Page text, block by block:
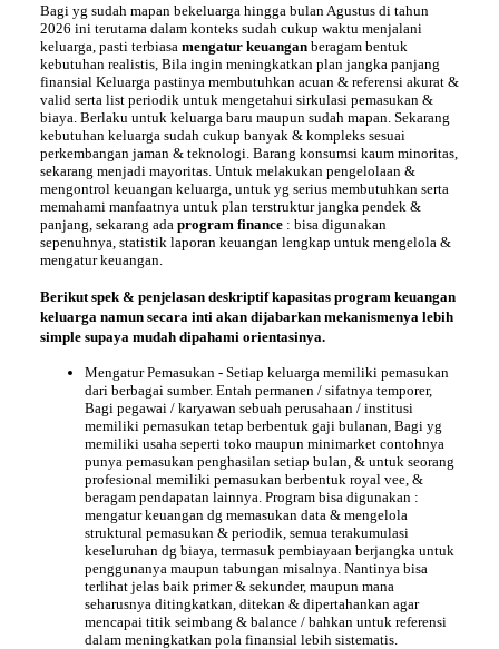
Bagi yg sudah mapan bekeluarga hingga bulan Agustus di tahun
2026 ini terutama dalam konteks sudah cukup waktu menjalani
keluarga, pasti terbiasa mengatur keuangan beragam bentuk
kebutuhan realistis, Bila ingin meningkatkan plan jangka panjang
finansial Keluarga pastinya membutuhkan acuan & referensi akurat &
valid serta list periodik untuk mengetahui sirkulasi pemasukan &
biaya. Berlaku untuk keluarga baru maupun sudah mapan. Sekarang
kebutuhan keluarga sudah cukup banyak & kompleks sesuai
perkembangan jaman & teknologi. Barang konsumsi kaum minoritas,
sekarang menjadi mayoritas. Untuk melakukan pengelolaan &
mengontrol keuangan keluarga, untuk yg serius membutuhkan serta
memahami manfaatnya untuk plan terstruktur jangka pendek &
panjang, sekarang ada program finance : bisa digunakan
sepenuhnya, statistik laporan keuangan lengkap untuk mengelola &
mengatur keuangan.
Berikut spek & penjelasan deskriptif kapasitas program keuangan
keluarga namun secara inti akan dijabarkan mekanismenya lebih
simple supaya mudah dipahami orientasinya.
MengaturPemasukan - Setiap keluarga memiliki pemasukan
dari berbagai sumber. Entah permanen / sifatnya temporer,
Bagi pegawai / karyawan sebuah perusahaan / institusi
memiliki pemasukan tetap berbentuk gaji bulanan, Bagi yg
memiliki usaha seperti toko maupun minimarket contohnya
punya pemasukan penghasilan setiap bulan, & untuk seorang
profesional memiliki pemasukan berbentuk royal vee, &
beragam pendapatan lainnya. Program bisa digunakan :
mengatur keuangan dg memasukan data & mengelola
struktural pemasukan & periodik, semua terakumulasi
keseluruhan dg biaya, termasuk pembiayaan berjangka untuk
penggunanya maupun tabungan misalnya. Nantinya bisa
terlihat jelas baik primer & sekunder, maupun mana
seharusnya ditingkatkan, ditekan & dipertahankan agar
mencapai titik seimbang & balance / bahkan untuk referensi
dalam meningkatkan pola finansial lebih sistematis.